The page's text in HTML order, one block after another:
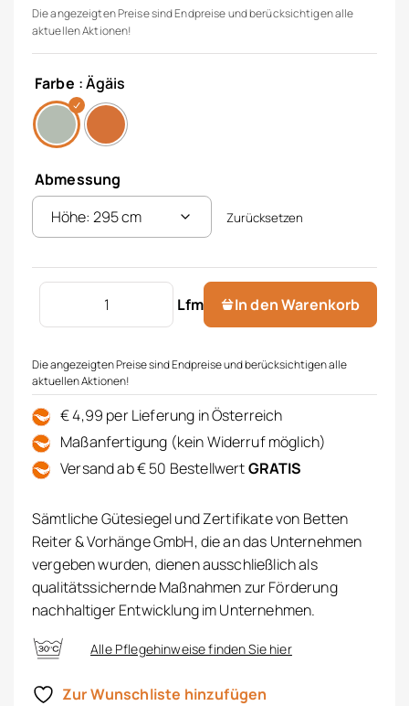
Die angezeigten Preise sind Endpreise und berücksichtigen alle
aktuellen Aktionen!
Farbe : Ägäis
Abmessung
Zurücksetzen
Lfm
Store bedruckt Menge
In den Warenkorb
Die angezeigten Preise sind Endpreise und berücksichtigen alle
aktuellen Aktionen!
€ 4,99 per Lieferung in Österreich
Maßanfertigung (kein Widerruf möglich)
Versand ab € 50 BestellwertGRATIS
Sämtliche Gütesiegel und Zertifikate von Betten
Reiter & Vorhänge GmbH, die an das Unternehmen
vergeben wurden, dienen ausschließlich als
qualitätssichernde Maßnahmen zur Förderung
nachhaltiger Entwicklung im Unternehmen.
Alle Pflegehinweise finden Sie hier
Zur Wunschliste hinzufügen